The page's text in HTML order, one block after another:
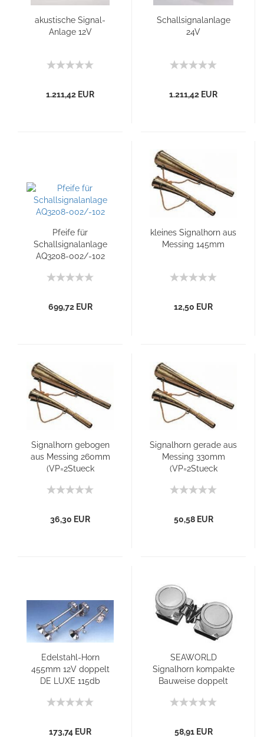
akustische Signal-
Anlage 12V
1.211,42 EUR
Schallsignalanlage
24V
1.211,42 EUR
Pfeife für
Schallsignalanlage
AQ3208-002/-102
699,72 EUR
kleines Signalhorn aus
Messing 145mm
12,50 EUR
Signalhorn gebogen
aus Messing 260mm
(VP=2Stueck
36,30 EUR
Signalhorn gerade aus
Messing 330mm
(VP=2Stueck
50,58 EUR
Edelstahl-Horn
455mm 12V doppelt
DE LUXE 115db
173,74 EUR
SEAWORLD
Signalhorn kompakte
Bauweise doppelt
58,91 EUR